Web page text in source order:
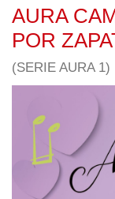
AURA
POR
(SERIE AURA 1)